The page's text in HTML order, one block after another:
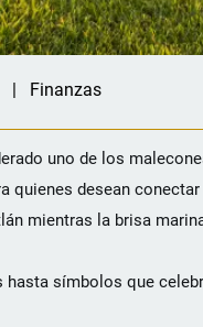
Finanzas
uno de los
quienes desean
mientras la brisa
símbolos que